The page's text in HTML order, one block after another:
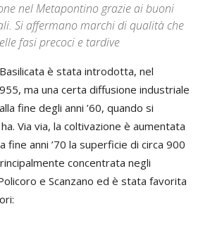
nel Metapontino grazie ai buoni
Si affermano marchi di qualità che
fasi precoci e tardive
è stata introdotta, nel
ma una certa diffusione industriale
fine degli anni ’60, quando si
Via via, la coltivazione è aumentata
fine anni ’70 la superficie di circa 900
concentrata negli
e Scanzano ed è stata favorita